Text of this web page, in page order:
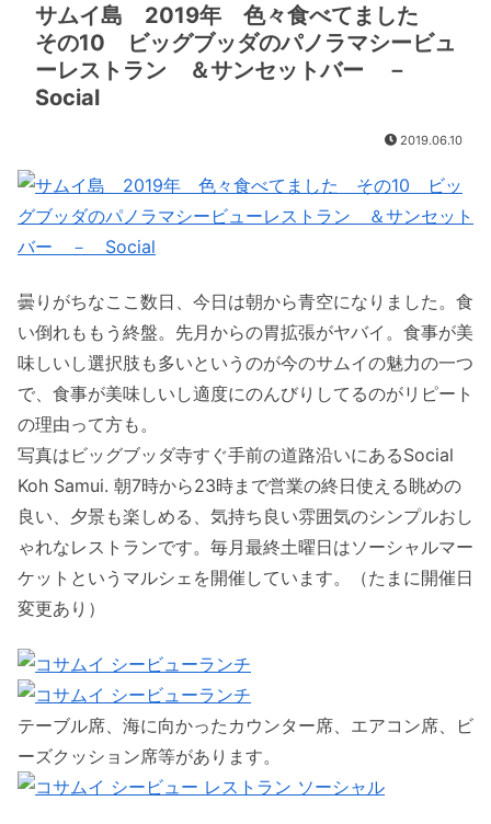
サムイ島 2019年 色々食べてました
その10 ビッグブッダのパノラマシービュ
ーレストラン ＆サンセットバー －
Social
2019.06.10
曇りがちなここ数日、今日は朝から青空になりました。食
い倒れももう終盤。先月からの胃拡張がヤバイ。食事が美
味しいし選択肢も多いというのが今のサムイの魅力の一つ
で、食事が美味しいし適度にのんびりしてるのがリピート
の理由って方も。
写真はビッグブッダ寺すぐ手前の道路沿いにあるSocial
Koh Samui. 朝7時から23時まで営業の終日使える眺めの
良い、夕景も楽しめる、気持ち良い雰囲気のシンプルおし
ゃれなレストランです。毎月最終土曜日はソーシャルマー
ケットというマルシェを開催しています。（たまに開催日
変更あり）
テーブル席、海に向かったカウンター席、エアコン席、ビ
ーズクッション席等があります。